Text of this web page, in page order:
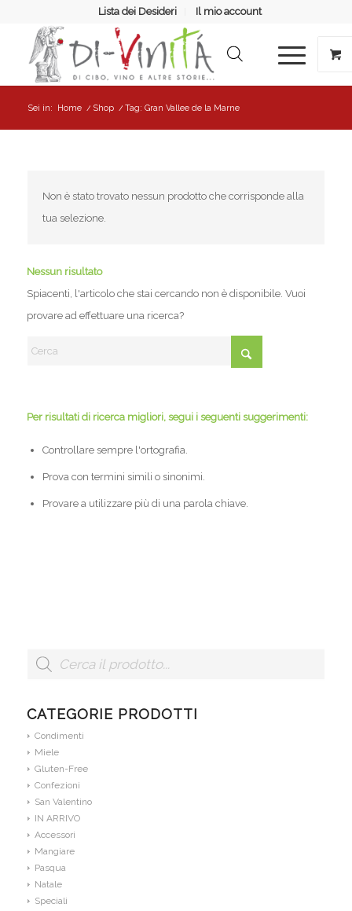
Lista dei Desideri Il mio account
Sei in: Home / Shop / Tag: Gran Vallee de la Marne
Non è stato trovato nessun prodotto che corrisponde alla
tua selezione.
Nessun risultato
Spiacenti, l'articolo che stai cercando non è disponibile. Vuoi
provare ad effettuare una ricerca?
Per risultati di ricerca migliori, segui i seguenti suggerimenti:
Controllare sempre l'ortografia.
Prova con termini simili o sinonimi.
Provare a utilizzare più di una parola chiave.
CATEGORIE PRODOTTI
Condimenti
Miele
Gluten-Free
Confezioni
San Valentino
IN ARRIVO
Accessori
Mangiare
Pasqua
Natale
Speciali